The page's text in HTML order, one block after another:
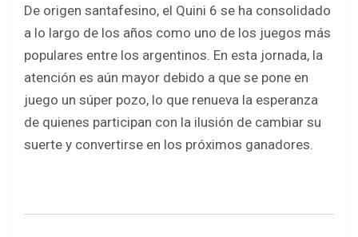
De origen santafesino, el Quini 6 se ha consolidado
a lo largo de los años como uno de los juegos más
populares entre los argentinos. En esta jornada, la
atención es aún mayor debido a que se pone en
juego un súper pozo, lo que renueva la esperanza
de quienes participan con la ilusión de cambiar su
suerte y convertirse en los próximos ganadores.